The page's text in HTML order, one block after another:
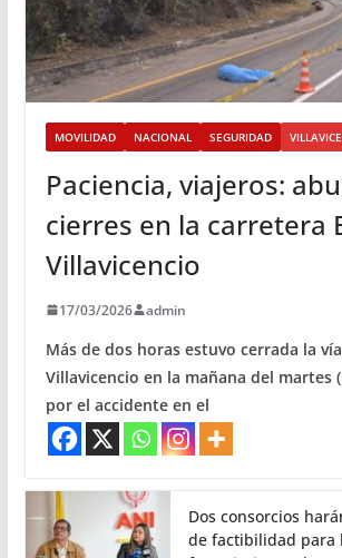
MOVILIDAD NACIONAL SEGURIDAD
Paciencia, viajeros:
cierres en la carretera
Villavicencio
17/03/2026 admin
Más de dos horas estuvo cerrada la
Villavicencio en la mañana del martes
por el accidente en el
Dos consorcios
de factibilidad para